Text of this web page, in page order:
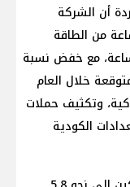
أن الشركة
ساعة من الطاقة
مليار كيلووات/ساعة، مع خفض نسبة
إلى 10.4% مقارنة بـ10.8% متوقعة خلال العام
وتكثيف حملات
الكودية